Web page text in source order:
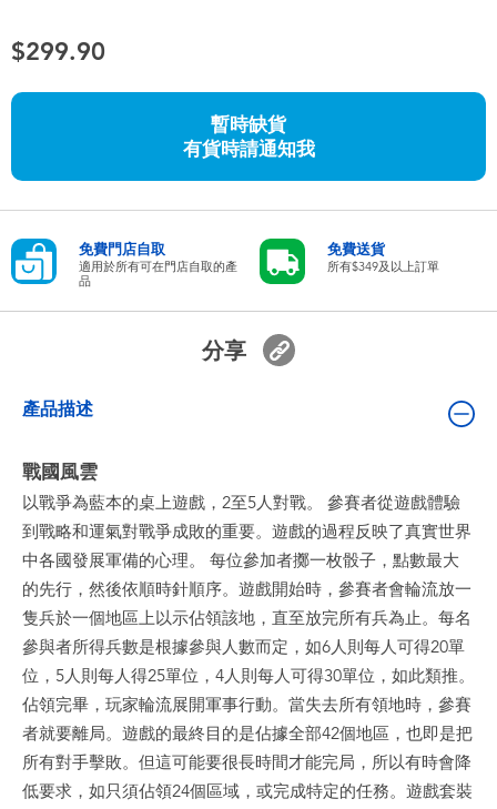
夏日用品
任天堂 Switch
電池
$299.90
暫時缺貨
有貨時請通知我
免費門店自取
適用於所有可在門店自取的產
品
免費送貨
所有$349及以上訂單
分享
產品描述
戰國風雲
以戰爭為藍本的桌上遊戲，2至5人對戰。 參賽者從遊戲體驗
到戰略和運氣對戰爭成敗的重要。遊戲的過程反映了真實世界
中各國發展軍備的心理。 每位參加者擲一枚骰子，點數最大
的先行，然後依順時針順序。遊戲開始時，參賽者會輪流放一
隻兵於一個地區上以示佔領該地，直至放完所有兵為止。每名
參與者所得兵數是根據參與人數而定，如6人則每人可得20單
位，5人則每人得25單位，4人則每人可得30單位，如此類推。
佔領完畢，玩家輪流展開軍事行動。當失去所有領地時，參賽
者就要離局。遊戲的最終目的是佔據全部42個地區，也即是把
所有對手擊敗。但這可能要很長時間才能完局，所以有時會降
低要求，如只須佔領24個區域，或完成特定的任務。遊戲套裝